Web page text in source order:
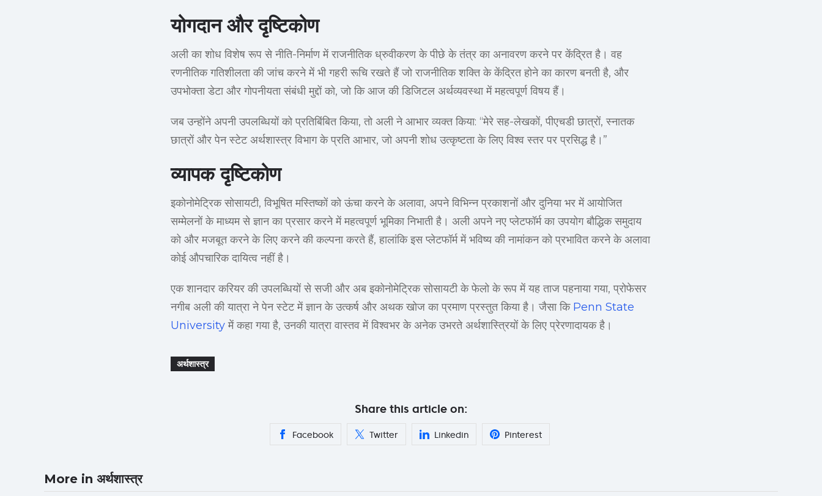
योगदान और दृष्टिकोण
अली का शोध विशेष रूप से नीति-निर्माण में राजनीतिक ध्रुवीकरण के पीछे के तंत्र का अनावरण करने पर केंद्रित है। वह
रणनीतिक गतिशीलता की जांच करने में भी गहरी रूचि रखते हैं जो राजनीतिक शक्ति के केंद्रित होने का कारण बनती है, और
उपभोक्ता डेटा और गोपनीयता संबंधी मुद्दों को, जो कि आज की डिजिटल अर्थव्यवस्था में महत्वपूर्ण विषय हैं।
जब उन्होंने अपनी उपलब्धियों को प्रतिबिंबित किया, तो अली ने आभार व्यक्त किया: “मेरे सह-लेखकों, पीएचडी छात्रों, स्नातक
छात्रों और पेन स्टेट अर्थशास्त्र विभाग के प्रति आभार, जो अपनी शोध उत्कृष्टता के लिए विश्व स्तर पर प्रसिद्ध है।”
व्यापक दृष्टिकोण
इकोनोमेट्रिक सोसायटी, विभूषित मस्तिष्कों को ऊंचा करने के अलावा, अपने विभिन्न प्रकाशनों और दुनिया भर में आयोजित
सम्मेलनों के माध्यम से ज्ञान का प्रसार करने में महत्वपूर्ण भूमिका निभाती है। अली अपने नए प्लेटफॉर्म का उपयोग बौद्धिक समुदाय
को और मजबूत करने के लिए करने की कल्पना करते हैं, हालांकि इस प्लेटफॉर्म में भविष्य की नामांकन को प्रभावित करने के अलावा
कोई औपचारिक दायित्व नहीं है।
एक शानदार करियर की उपलब्धियों से सजी और अब इकोनोमेट्रिक सोसायटी के फेलो के रूप में यह ताज पहनाया गया, प्रोफेसर
नगीब अली की यात्रा ने पेन स्टेट में ज्ञान के उत्कर्ष और अथक खोज का प्रमाण प्रस्तुत किया है। जैसा कि Penn State
Universityमें कहा गया है, उनकी यात्रा वास्तव में विश्वभर के अनेक उभरते अर्थशास्त्रियों के लिए प्रेरणादायक है।
अर्थशास्त्र
Share this article on:
Facebook Twitter Linkedin Pinterest
More in अर्थशास्त्र